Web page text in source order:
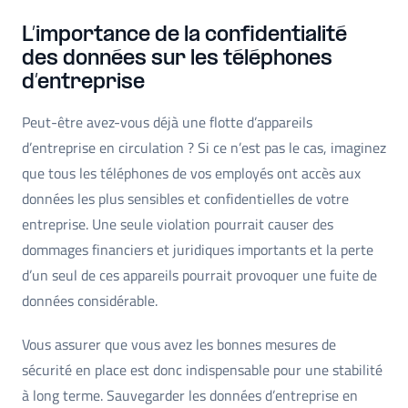
L’importance de la confidentialité
des données sur les téléphones
d’entreprise
Peut-être avez-vous déjà une flotte d’appareils
d’entreprise en circulation ? Si ce n’est pas le cas, imaginez
que tous les téléphones de vos employés ont accès aux
données les plus sensibles et confidentielles de votre
entreprise. Une seule violation pourrait causer des
dommages financiers et juridiques importants et la perte
d’un seul de ces appareils pourrait provoquer une fuite de
données considérable.
Vous assurer que vous avez les bonnes mesures de
sécurité en place est donc indispensable pour une stabilité
à long terme. Sauvegarder les données d’entreprise en